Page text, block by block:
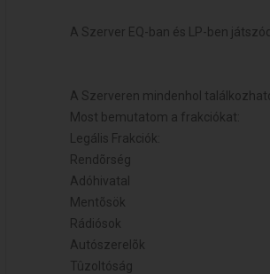
A Szerver EQ-ban és LP-ben
A Szerveren mindenhol
Most bemutatom a frakciókat:
Legális Frakciók:
Rendõrség
Adóhivatal
Mentõsök
Rádiósok
Autószerelõk
Tûzoltóság